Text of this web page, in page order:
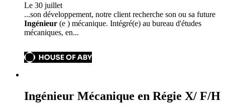
Le 30 juillet
...son développement, notre client recherche son ou sa future
Ingénieur (e ) mécanique. Intégré(e) au bureau d'études
mécaniques, en...
Ingénieur Mécanique en Régie X/ F/H